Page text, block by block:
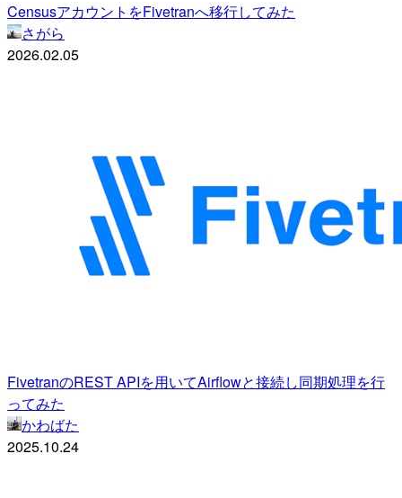
CensusアカウントをFivetranへ移行してみた
さがら
2026.02.05
FivetranのREST APIを用いてAirflowと接続し同期処理を行
ってみた
かわばた
2025.10.24